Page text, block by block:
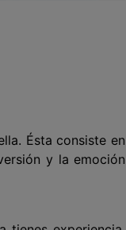
Ésta consiste en
y la emoción